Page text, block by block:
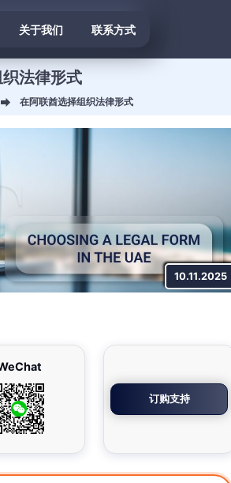
关于我们 联系方式
法律形式
在阿联酋选择组织法律形式
10.11.2025
订购支持